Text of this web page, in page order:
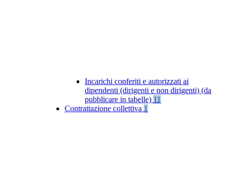
Incarichi conferiti e autorizzati ai
dipendenti (dirigenti e non dirigenti) (da
pubblicare in tabelle) 11
Contrattazione collettiva 1